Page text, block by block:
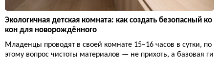
Экологичная детская комната: как создать безопасный ко
кон для новорождённого
Младенцы проводят в своей комнате 15–16 часов в сутки, по
этому вопрос чистоты материалов — не прихоть, а базовая ги